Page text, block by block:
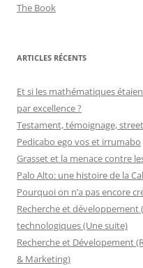
The Book
ARTICLES RÉCENTS
Et si les mathématiques
par excellence ?
Testament, témoignage,
Pedicabo ego vos et irrumabo
Grasset et la menace contre
Palo Alto: une histoire de la
Pourquoi on n’a pas encore
Recherche et développement
technologiques (Une suite)
Recherche et Dévelopement
& Marketing)